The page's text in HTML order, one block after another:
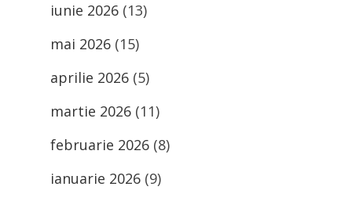
iunie 2026 (13)
mai 2026 (15)
aprilie 2026 (5)
martie 2026 (11)
februarie 2026 (8)
ianuarie 2026 (9)